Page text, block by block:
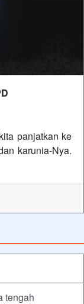
panjatkan ke
karunia-Nya.
tengah